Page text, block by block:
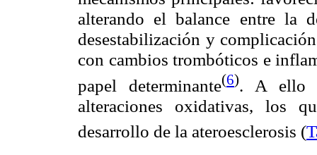
alterando el balance entre la
desestabilización y
con cambios trombóticos e
papel determinante(6). A ello
alteraciones oxidativas, los
desarrollo de la ateroesclerosis (